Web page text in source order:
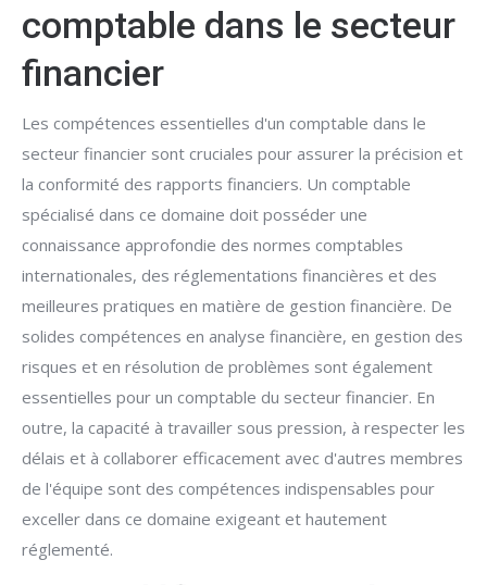
comptable dans le secteur
financier
Les compétences essentielles d'un comptable dans le
secteur financier sont cruciales pour assurer la précision et
la conformité des rapports financiers. Un comptable
spécialisé dans ce domaine doit posséder une
connaissance approfondie des normes comptables
internationales, des réglementations financières et des
meilleures pratiques en matière de gestion financière. De
solides compétences en analyse financière, en gestion des
risques et en résolution de problèmes sont également
essentielles pour un comptable du secteur financier. En
outre, la capacité à travailler sous pression, à respecter les
délais et à collaborer efficacement avec d'autres membres
de l'équipe sont des compétences indispensables pour
exceller dans ce domaine exigeant et hautement
réglementé.